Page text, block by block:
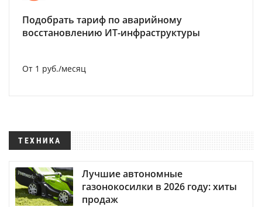
Подобрать тариф по аварийному
восстановлению ИТ-инфраструктуры
От 1 руб./месяц
ТЕХНИКА
Лучшие автономные
газонокосилки в 2026 году: хиты
продаж